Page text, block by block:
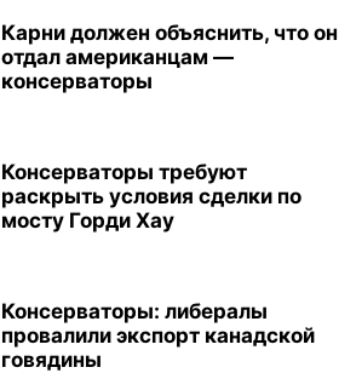
Карни должен объяснить, что он
отдал американцам —
консерваторы
Консерваторы требуют
раскрыть условия сделки по
мосту Горди Хау
Консерваторы: либералы
провалили экспорт канадской
говядины